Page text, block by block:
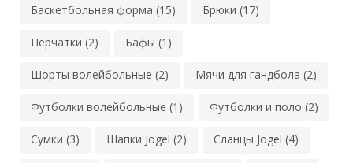
Баскетбольная форма (15) Брюки (17)
Перчатки (2) Бафы (1)
Шорты волейбольные (2) Мячи для гандбола (2)
Футболки волейбольные (1) Футболки и поло (2)
Сумки (3) Шапки Jogel (2) Сланцы Jogel (4)